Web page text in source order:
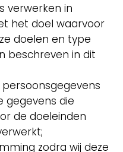
verwerken in
het doel waarvoor
doelen en type
beschreven in dit
gegevens die
de doeleinden
zodra wij deze